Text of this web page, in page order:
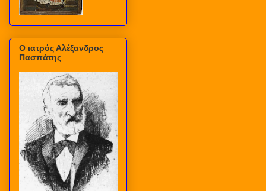
Ο ιατρός Αλέξανδρος
Πασπάτης